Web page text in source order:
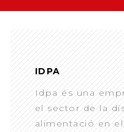
IDPA
Idpa és una
el sector de la
alimentació en